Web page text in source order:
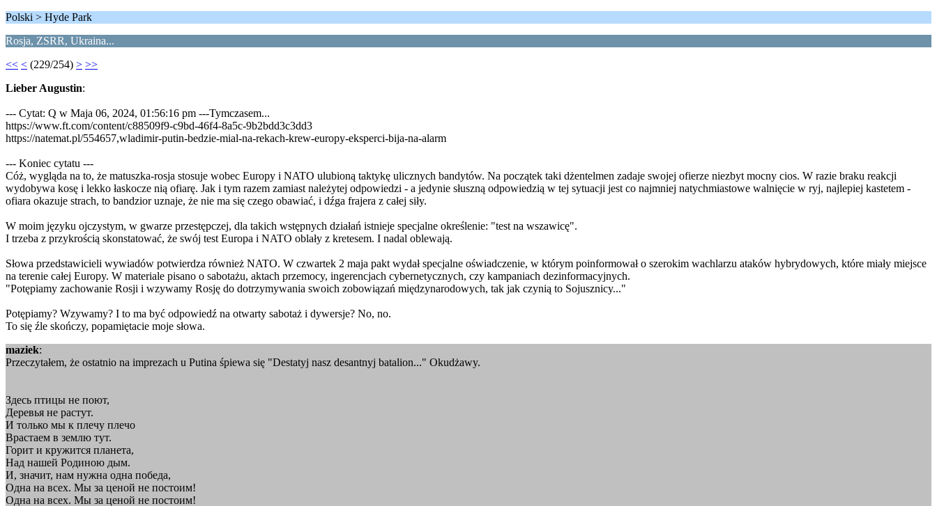
Polski > Hyde Park
Rosja, ZSRR, Ukraina...
<< < (229/254) > >>
Lieber Augustin:
--- Cytat: Q w Maja 06, 2024, 01:56:16 pm ---Tymczasem...
https://www.ft.com/content/c88509f9-c9bd-46f4-8a5c-9b2bdd3c3dd3
https://natemat.pl/554657,wladimir-putin-bedzie-mial-na-rekach-krew-europy-eksperci-bija-na-alarm
--- Koniec cytatu ---
Cóż, wygląda na to, że matuszka-rosja stosuje wobec Europy i NATO ulubioną taktykę ulicznych bandytów. Na początek taki dżentelmen zadaje swojej ofierze niezbyt mocny cios. W razie braku reakcji
wydobywa kosę i lekko łaskocze nią ofiarę. Jak i tym razem zamiast należytej odpowiedzi - a jedynie słuszną odpowiedzią w tej sytuacji jest co najmniej natychmiastowe walnięcie w ryj, najlepiej kastetem -
ofiara okazuje strach, to bandzior uznaje, że nie ma się czego obawiać, i dźga frajera z całej siły.
W moim języku ojczystym, w gwarze przestępczej, dla takich wstępnych działań istnieje specjalne określenie: "test na wszawicę".
I trzeba z przykrością skonstatować, że swój test Europa i NATO oblały z kretesem. I nadal oblewają.
Słowa przedstawicieli wywiadów potwierdza również NATO. W czwartek 2 maja pakt wydał specjalne oświadczenie, w którym poinformował o szerokim wachlarzu ataków hybrydowych, które miały miejsce
na terenie całej Europy. W materiale pisano o sabotażu, aktach przemocy, ingerencjach cybernetycznych, czy kampaniach dezinformacyjnych.
"Potępiamy zachowanie Rosji i wzywamy Rosję do dotrzymywania swoich zobowiązań międzynarodowych, tak jak czynią to Sojusznicy..."
Potępiamy? Wzywamy? I to ma być odpowiedź na otwarty sabotaż i dywersje? No, no.
To się źle skończy, popamiętacie moje słowa.
maziek:
Przeczytałem, że ostatnio na imprezach u Putina śpiewa się "Destatyj nasz desantnyj batalion..." Okudżawy.
Здесь птицы не поют,
Деревья не растут.
И только мы к плечу плечо
Врастаем в землю тут.
Горит и кружится планета,
Hад нашей Родиною дым.
И, значит, нам нужна одна победа,
Одна на всех. Мы за ценой не постоим!
Одна на всех. Мы за ценой не постоим!